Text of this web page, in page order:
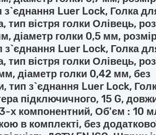
з`єднання Luer Lock, Голка
тип вістря голки Олівець,
діаметр голки 0,5 мм,
з`єднання Luer Lock, Голка
тип вістря голки Олівець,
діаметр голки 0,42 мм, без
тип з`єднання Luer Lock,
підключичного, 15 G,
х компонентний, Об'єм : 10
в комплекті, без